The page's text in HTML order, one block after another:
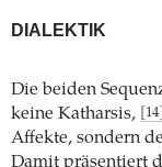
DIALEKTIK
Die beiden
keine Katharsis,
[14]
Affekte, sondern
Damit präsentiert